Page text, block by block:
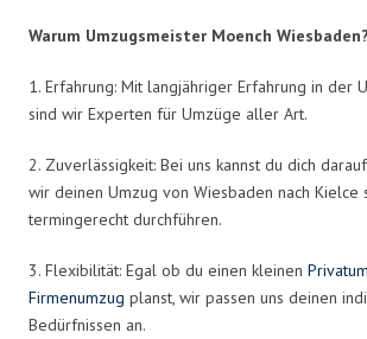
Warum Umzugsmeister Moench Wiesbaden?
1. Erfahrung: Mit langjähriger Erfahrung in der
sind wir Experten für Umzüge aller Art.
2. Zuverlässigkeit: Bei uns kannst du dich
wir deinen Umzug von Wiesbaden nach Kielce
termingerecht durchführen.
3. Flexibilität: Egal ob du einen kleinen
Firmenumzug planst, wir passen uns deinen
Bedürfnissen an.